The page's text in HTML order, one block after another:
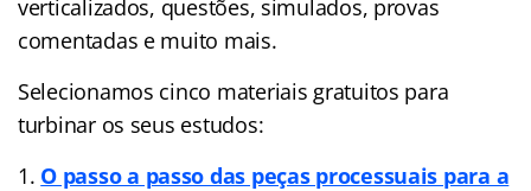
verticalizados, questões, simulados, provas
comentadas e muito mais.
Selecionamos cinco materiais gratuitos para
turbinar os seus estudos:
O passo a passo das peças processuais para a